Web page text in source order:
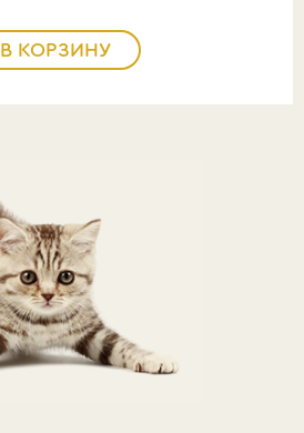
В КОРЗИНУ